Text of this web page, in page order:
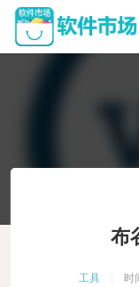
布
工具 时